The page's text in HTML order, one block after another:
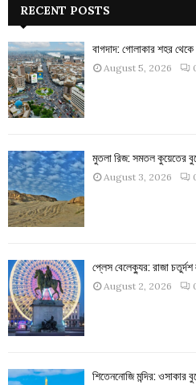
RECENT POSTS
বাগদাদ: গোলাকার শহর
August 5, 2026
মুতলা রিজ: সমতল কুয়েতের
August 3, 2026
প্লেস বেলেক্যুর: রাজা
August 2, 2026
শিতেননোজি মন্দির: ওসাকার